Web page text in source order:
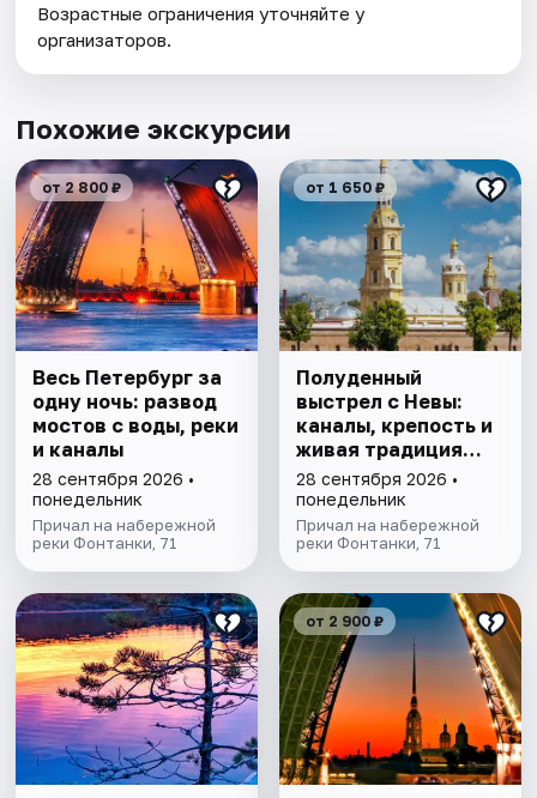
Возрастные ограничения уточняйте у
организаторов.
Похожие экскурсии
от 2 800 ₽
Весь Петербург за
одну ночь: развод
мостов с воды, реки
и каналы
28 сентября 2026 •
понедельник
Причал на набережной
реки Фонтанки, 71
от 1 650 ₽
Полуденный
выстрел с Невы:
каналы, крепость и
живая традиция
Петербурга
28 сентября 2026 •
понедельник
Причал на набережной
реки Фонтанки, 71
от 2 900 ₽